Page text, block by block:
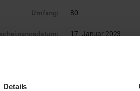
Details
Umfang: 80
17. Januar 2023